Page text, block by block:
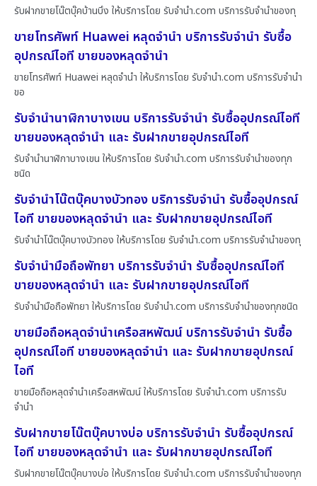
รับฝากขายโน๊ตบุ๊คบ้านบึง ให้บริการโดย รับจํานํา.com บริการรับจำนำของทุ
ขายโทรศัพท์ Huawei หลุดจำนำ บริการรับจำนำ รับซื้อ
อุปกรณ์ไอที ขายของหลุดจำนำ
ขายโทรศัพท์ Huawei หลุดจำนำ ให้บริการโดย รับจํานํา.com บริการรับจำนำ
ขอ
รับจำนำนาฬิกาบางเขน บริการรับจำนำ รับซื้ออุปกรณ์ไอที
ขายของหลุดจำนำ และ รับฝากขายอุปกรณ์ไอที
รับจำนำนาฬิกาบางเขน ให้บริการโดย รับจํานํา.com บริการรับจำนำของทุก
ชนิด
รับจำนำโน๊ตบุ๊คบางบัวทอง บริการรับจำนำ รับซื้ออุปกรณ์
ไอที ขายของหลุดจำนำ และ รับฝากขายอุปกรณ์ไอที
รับจำนำโน๊ตบุ๊คบางบัวทอง ให้บริการโดย รับจํานํา.com บริการรับจำนำของทุ
รับจำนำมือถือพัทยา บริการรับจำนำ รับซื้ออุปกรณ์ไอที
ขายของหลุดจำนำ และ รับฝากขายอุปกรณ์ไอที
รับจำนำมือถือพัทยา ให้บริการโดย รับจํานํา.com บริการรับจำนำของทุกชนิด
ขายมือถือหลุดจำนำเครือสหพัฒน์ บริการรับจำนำ รับซื้อ
อุปกรณ์ไอที ขายของหลุดจำนำ และ รับฝากขายอุปกรณ์
ไอที
ขายมือถือหลุดจำนำเครือสหพัฒน์ ให้บริการโดย รับจํานํา.com บริการรับ
จำนำ
รับฝากขายโน๊ตบุ๊คบางบ่อ บริการรับจำนำ รับซื้ออุปกรณ์
ไอที ขายของหลุดจำนำ และ รับฝากขายอุปกรณ์ไอที
รับฝากขายโน๊ตบุ๊คบางบ่อ ให้บริการโดย รับจํานํา.com บริการรับจำนำของทุก